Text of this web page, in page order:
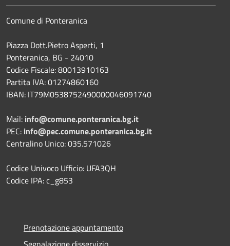
Comune di Ponteranica
Piazza Dott.Pietro Asperti, 1
Ponteranica, BG - 24010
Codice Fiscale: 80013910163
Partita IVA: 01274860160
IBAN: IT79M0538752490000046091740
Mail: info@comune.ponteranica.bg.it
PEC: info@pec.comune.ponteranica.bg.it
Centralino Unico: 035.571026
Codice Univoco Ufficio: UFA3QH
Codice IPA: c_g853
Prenotazione appuntamento